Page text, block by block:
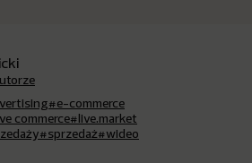
#e-commerce
commerce#live.market
#sprzedaż#wideo